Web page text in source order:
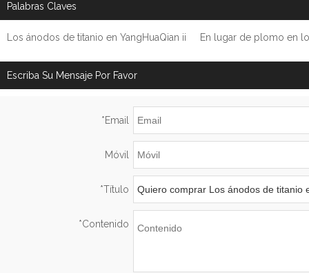
Palabras Claves
Los ánodos de titanio en YangHuaQian ii En lugar de plomo en
Escriba Su Mensaje Por Favor
*Email
Móvil
*Título
*Contenido